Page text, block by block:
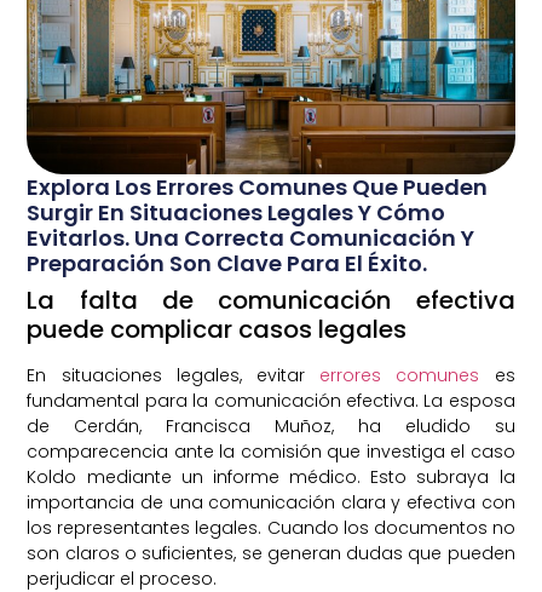
Explora Los Errores Comunes Que Pueden
Surgir En Situaciones Legales Y Cómo
Evitarlos. Una Correcta Comunicación Y
Preparación Son Clave Para El Éxito.
La falta de comunicación efectiva
puede complicar casos legales
En situaciones legales, evitar errores comunes es
fundamental para la comunicación efectiva. La esposa
de Cerdán, Francisca Muñoz, ha eludido su
comparecencia ante la comisión que investiga el caso
Koldo mediante un informe médico. Esto subraya la
importancia de una comunicación clara y efectiva con
los representantes legales. Cuando los documentos no
son claros o suficientes, se generan dudas que pueden
perjudicar el proceso.